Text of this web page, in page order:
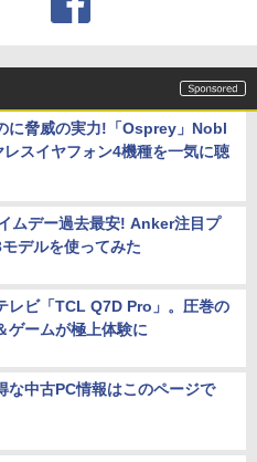
に脅威の実力!「Osprey」Nobl
スイヤフォン4機種を一気に聴
ムデー過去最安! Anker注目プ
デルを使ってみた
レビ「TCL Q7D Pro」。圧巻の
ゲームが極上体験に
な中古PC情報はこのページで